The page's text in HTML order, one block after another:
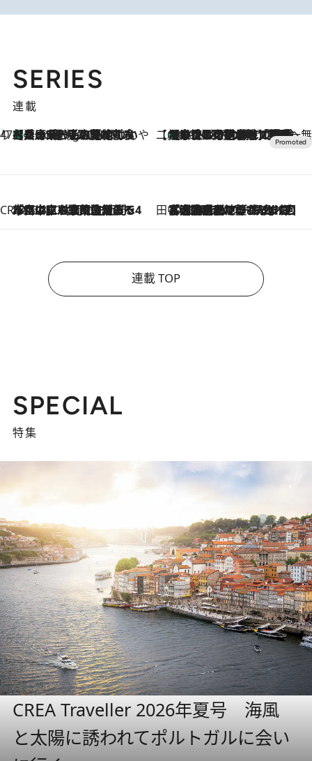
SERIES
連載
47都道府県の手みやげ ひんやりスイーツで夏を満喫
1 Hour Ago
【兵庫県】この夏絶対食べたい 冷やしておいしいおやつ3選 淡路島の恵みをジェラートに集約 【CREA×星野リゾート】唯一無二。癒しと発見が待つ場所へ
2026.8.7
【トンボの足水浴】ヒノキの香りに包まれて涼感マックス！約13℃の湧水かけ流しを避暑地「星野温泉 トンボの湯」で体験
CREA'S CHOICE
2026.8.7
「立川にも歌舞伎があるんだよ」 片岡仁左衛門・市川中車ら豪華座組みで4年目の立川立飛歌舞伎へ 田中稲の勝手に再ブーム
2026.8.7
「湘南乃風に憧れて」観客大盛上がりの“タオル回し”に、ラッパー顔負けの高速歌唱まで…さだまさし（74）のアグレッシブすぎる現在地
連載 TOP
SPECIAL
特集
CREA Traveller 2026年夏号 海風
と太陽に誘われてポルトガルに会い